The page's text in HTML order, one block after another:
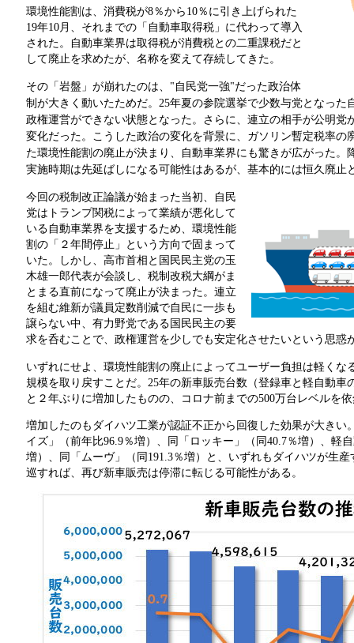
環境性能割は、消費税が8％から10％に引き上げられた
19年10月、それまでの「自動車取得税」に代わって導入
された。自動車業界は取得税が消費税との二重課税だと
して廃止を求めたが、名称を変えて存続してきた。
その「岩盤」が崩れたのは、"自民党一強"だった政治体
制が大きく動いたためだ。25年夏の参院選挙で少数与党となっ
政権運営ができない状態となった。さらに、連立の相手が公明党
変化だった。こうした政治の変化を背景に、ガソリン暫定税率の
た環境性能割の廃止が決まり、自動車業界にも驚きが広がった
実施時期は先延ばしになる可能性はあるが、基本的には恒久廃止
今回の税制改正論議が始まった当初、自民
党はトランプ関税によって業績が悪化して
いる自動車業界を支援するため、環境性能
割の「２年間停止」という方向で固まって
いた。しかし、高市首相と国民民主党の玉
木雄一郎代表が会談し、税制改税大綱がま
とまる直前になって廃止が決まった。連立
を組む維新が議員定数削減で自民に一歩も
譲らない中、有力野党である国民民主の要
求を呑むことで、政権運営を少しでも安定化させたいという思惑
いずれにせよ、環境性能割の廃止によってユーザー負担は軽く
規模を取り戻すことだ。25年の新車販売台数（登録車と軽自動車
と２年ぶりに増加したものの、コロナ前までの500万台レベルを
増加したのもダイハツ工業が認証不正から回復した効果が大きい
イズ」（前年比96.9％増）、同「ロッキー」（同40.7％増）、軽
増）、同「ムーヴ」（同191.3％増）と、いずれもダイハツが生
巡すれば、再び新車販売は停滞に転じる可能性がある。